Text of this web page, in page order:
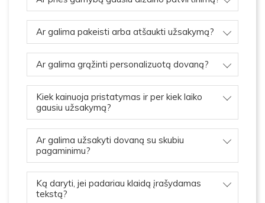
Ar galima pakeisti arba atšaukti užsakymą?
Ar galima grąžinti personalizuotą dovaną?
Kiek kainuoja pristatymas ir per kiek laiko
gausiu užsakymą?
Ar galima užsakyti dovaną su skubiu
pagaminimu?
Ką daryti, jei padariau klaidą įrašydamas
tekstą?